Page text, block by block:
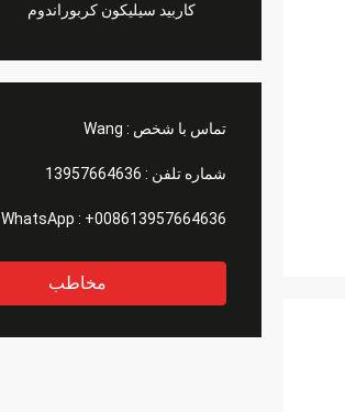
کاربید سیلیکون کربوراندوم
تماس با شخص : Wang
شماره تلفن : 13957664636
WhatsApp : +008613957664636
مخاطب